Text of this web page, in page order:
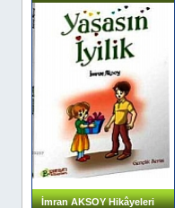
İmran AKSOY Hikâyeleri